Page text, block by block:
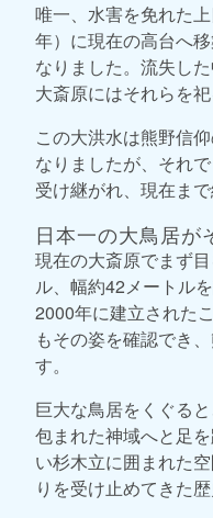
唯一、水害を免れた
年）に現在の高台へ
なりました。流失し
大斎原にはそれらを
この大洪水は熊野信
なりましたが、それ
受け継がれ、現在まで
日本一の大鳥居が
現在の大斎原でまず
ル、幅約42メートル
2000年に建立された
もその姿を確認でき
す。
巨大な鳥居をくぐる
包まれた神域へと足
い杉木立に囲まれた
りを受け止めてきた